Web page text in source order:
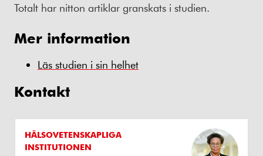
Totalt har nitton artiklar granskats i studien.
Mer information
Läs studien i sin helhet
Kontakt
HÄLSOVETENSKAPLIGA
INSTITUTIONEN